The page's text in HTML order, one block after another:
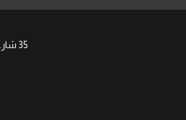
35 شارع افريقيا امتداد مصطفى النحاس مدينة نصر , | Phone: +201008511058 +201091917752 | Email: Sales@Etechnotrade.com